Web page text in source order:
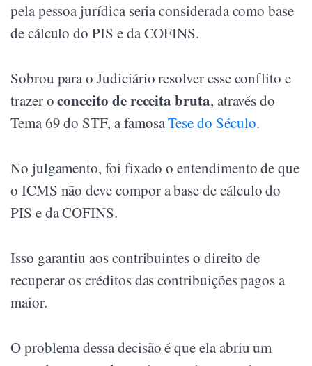
pela pessoa jurídica seria considerada como base
de cálculo do PIS e da COFINS.
Sobrou para o Judiciário resolver esse conflito e
trazer oconceito de receita bruta, através do
Tema 69 do STF, a famosaTese do Século.
No julgamento, foi fixado o entendimento de que
o ICMS não deve compor a base de cálculo do
PIS e da COFINS.
Isso garantiu aos contribuintes o direito de
recuperar os créditos das contribuições pagos a
maior.
O problema dessa decisão é que ela abriu um